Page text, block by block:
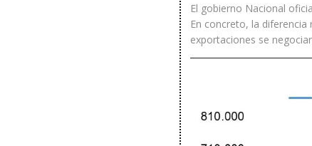
El gobierno Nacional
En concreto, la
exportaciones se